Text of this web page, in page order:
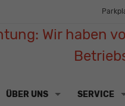
Wir haben
ÜBER UNS SERVICE